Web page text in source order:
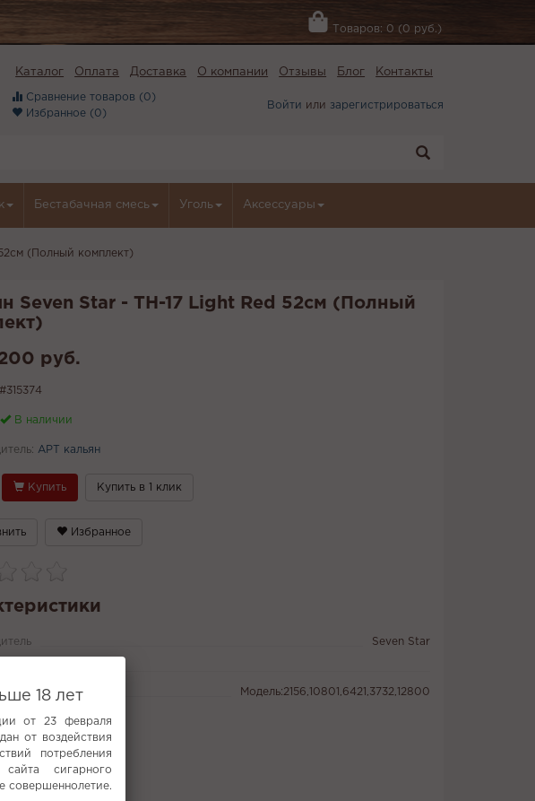
Товаров: 0 (0 руб.)
Каталог Оплата Доставка О компании Отзывы Блог Контакты
Сравнение товаров (0)
Избранное (0)
Войти или зарегистрироваться
Бестабачная смесь Уголь Аксессуары
(Полный комплект)
Seven Star - TH-17 Light Red 52см (Полный
руб.
#315374
В наличии
АРТ кальян
Купить Купить в 1 клик
Избранное
Seven Star
Модель:2156,10801,6421,3732,12800
18 лет
от 23 февраля
от воздействия
потребления
сигарного
совершеннолетие.